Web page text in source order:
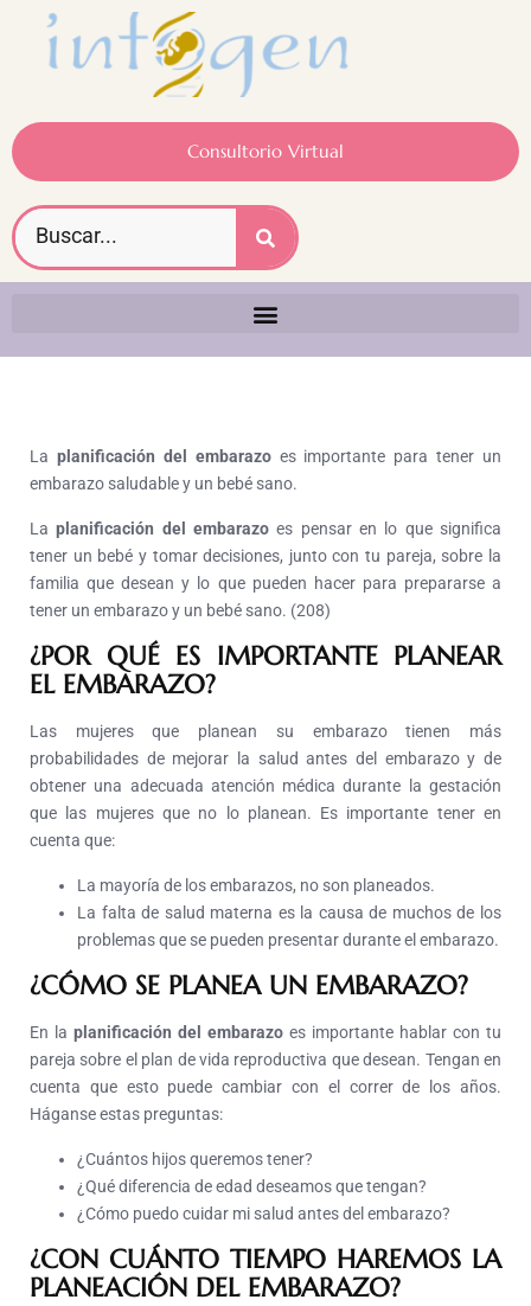
Consultorio Virtual
La planificación del embarazoes importante para tener un
embarazo saludable y un bebé sano.
Laplanificación del embarazoes pensar en lo que significa
tener un bebé y tomar decisiones, junto con tu pareja, sobre la
familia que desean y lo que pueden hacer para prepararse a
tener un embarazo y un bebé sano. (208)
¿POR QUÉ ES IMPORTANTE PLANEAR
EL EMBARAZO?
Las mujeres que planean su embarazo tienen más
probabilidades de mejorar la salud antes del embarazo y de
obtener una adecuada atención médica durante la gestación
que las mujeres que no lo planean. Es importante tener en
cuenta que:
La mayoría de los embarazos, no son planeados.
La falta de salud materna es la causa de muchos de los
problemas que se pueden presentar durante el embarazo.
¿CÓMO SE PLANEA UN EMBARAZO?
En la planificación del embarazo es importante hablar con tu
pareja sobre el plan de vida reproductiva que desean. Tengan en
cuenta que esto puede cambiar con el correr de los años.
Háganse estas preguntas:
¿Cuántos hijos queremos tener?
¿Qué diferencia de edad deseamos que tengan?
¿Cómo puedo cuidar mi salud antes del embarazo?
¿CON CUÁNTO TIEMPO HAREMOS LA
PLANEACIÓN DEL EMBARAZO?